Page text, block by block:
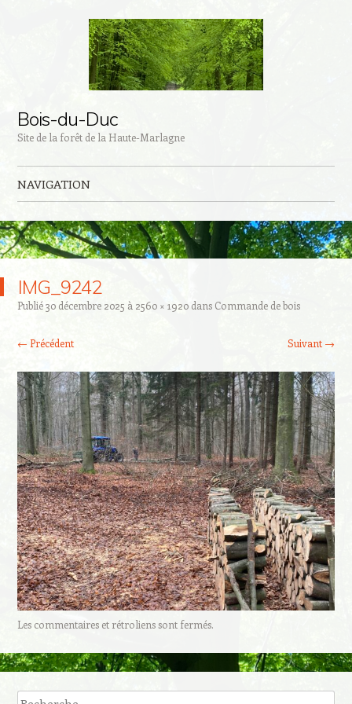
Bois-du-Duc
Site de la forêt de la Haute-Marlagne
NAVIGATION
IMG_9242
Publié30 décembre 2025 à 2560 × 1920dans Commande de bois
← Précédent Suivant →
Les commentaires et rétroliens sont fermés.
Recherche